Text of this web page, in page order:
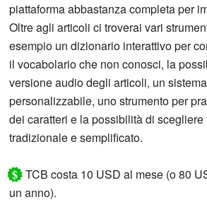
piattaforma abbastanza completa per
Oltre agli articoli ci troverai vari
esempio un dizionario interattivo per
il vocabolario che non conosci, la
versione audio degli articoli, un
personalizzabile, uno strumento per
dei caratteri e la possibilità di scegliere
tradizionale e semplificato.
$ TCB costa 10 USD al mese (o 80
un anno).